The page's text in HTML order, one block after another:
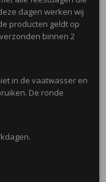
dagen werken wij
producten geldt op
binnen 2
in de vaatwasser en
De ronde